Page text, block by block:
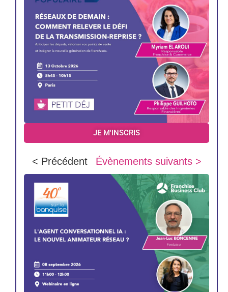
JE M'INSCRIS
< Précédent Évènements suivants >